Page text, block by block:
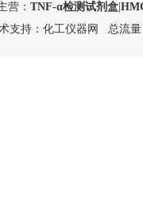
营： TNF-α检测试剂盒
支持： 化工仪器网 总流量